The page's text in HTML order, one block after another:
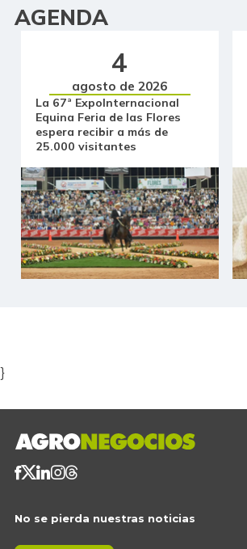
AGENDA
4
agosto de 2026
La 67ª ExpoInternacional
Equina Feria de las Flores
espera recibir a más de
25.000 visitantes
}
No se pierda nuestras noticias